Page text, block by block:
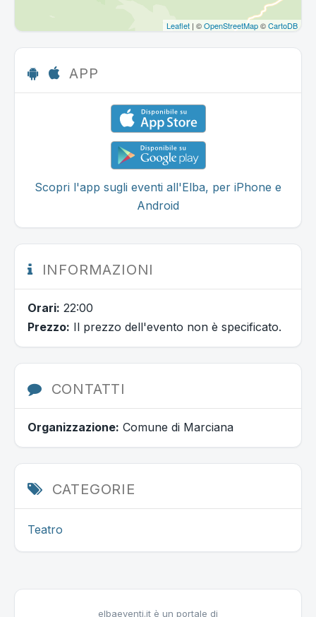
Leaflet | ©OpenStreetMap©CartoDB
APP
Scopri l'app sugli eventi all'Elba, per iPhone e
Android
INFORMAZIONI
Orari: 22:00
Prezzo: Il prezzo dell'evento non è specificato.
CONTATTI
Organizzazione: Comune di Marciana
CATEGORIE
Teatro
elbaeventi.it è un portale di